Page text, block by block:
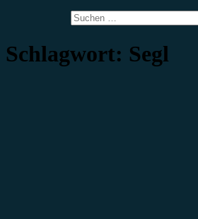
Suchen
nach:
Schlagwort: Segl